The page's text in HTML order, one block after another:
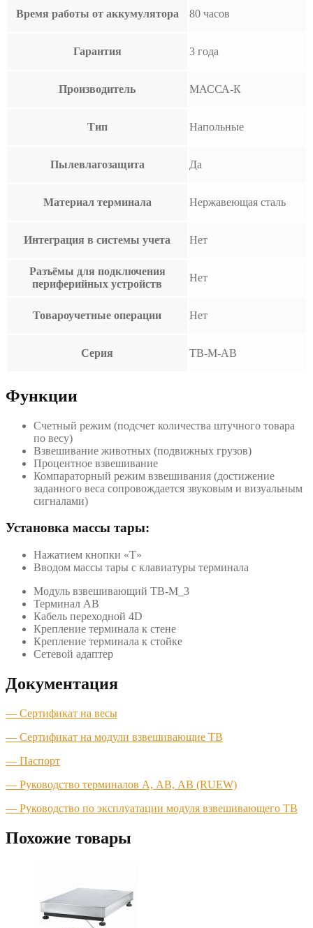
Время работы от аккумулятора 80 часов
Гарантия 3 года
Производитель МАССА-К
Тип Напольные
Пылевлагозащита Да
Материал терминала Нержавеющая сталь
Интеграция в системы учета Нет
Разъёмы для подключения
периферийных устройств
Нет
Товароучетные операции Нет
Серия TB-M-AB
Функции
Счетный режим (подсчет количества штучного товара
по весу)
Взвешивание животных (подвижных грузов)
Процентное взвешивание
Компараторный режим взвешивания (достижение
заданного веса сопровождается звуковым и визуальным
сигналами)
Установка массы тары:
Нажатием кнопки «T»
Вводом массы тары с клавиатуры терминала
Модуль взвешивающий ТВ-M_3
Терминал АВ
Кабель переходной 4D
Крепление терминала к стене
Крепление терминала к стойке
Сетевой адаптер
Документация
— Сертификат на весы
— Сертификат на модули взвешивающие TB
— Паспорт
— Руководство терминалов А, АВ, АВ (RUEW)
— Руководство по эксплуатации модуля взвешивающего TB
Похожие товары